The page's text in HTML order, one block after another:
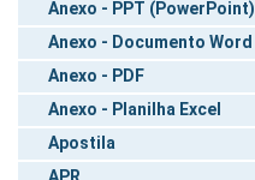
Anexo - PPT (PowerPoint)
Anexo - Documento Word
Anexo - PDF
Anexo - Planilha Excel
Apostila
APR